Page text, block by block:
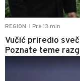
REGION Pre 13 min
Vučić priredio
Poznate teme